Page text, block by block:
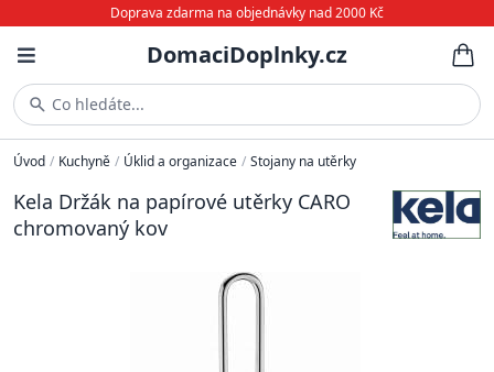
Doprava zdarma na objednávky nad 2000 Kč
DomaciDoplnky.cz
Co hledáte...
Úvod / Kuchyně / Úklid a organizace / Stojany na utěrky
Kela Držák na papírové utěrky CARO
chromovaný kov